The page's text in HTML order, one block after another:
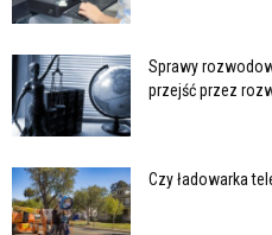
Sprawy
przejść przez
Czy ładowarka